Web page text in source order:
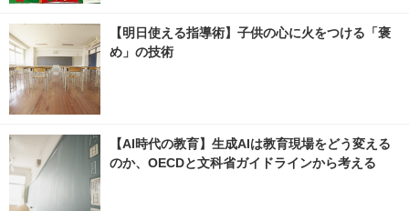
【明日使える指導術】子供の心に火をつける「褒
め」の技術
【AI時代の教育】生成AIは教育現場をどう変える
のか、OECDと文科省ガイドラインから考える